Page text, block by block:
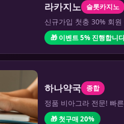
라카지노 슬롯카지노
신규가입 첫충 30% 회
🎁 이벤트 5% 진행합니
하나약국 종합
정품 비아그라 전문! 빠
🎁 첫구매 20%